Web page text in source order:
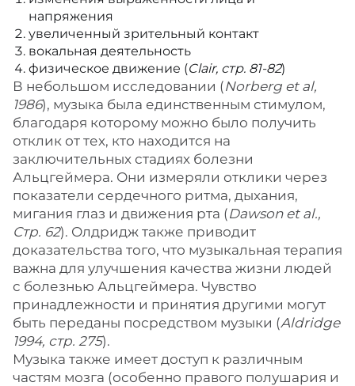
напряжения
увеличенный зрительный контакт
вокальная деятельность
физическое движение (Clair, стр. 81-82)
В небольшом исследовании (Norberg et al,
1986), музыка была единственным стимулом,
благодаря которому можно было получить
отклик от тех, кто находится на
заключительных стадиях болезни
Альцгеймера. Они измеряли отклики через
показатели сердечного ритма, дыхания,
мигания глаз и движения рта (Dawson et al.,
Стр. 62). Олдридж также приводит
доказательства того, что музыкальная терапия
важна для улучшения качества жизни людей
с болезнью Альцгеймера. Чувство
принадлежности и принятия другими могут
быть переданы посредством музыки (Aldridge
1994, стр. 275).
Музыка также имеет доступ к различным
частям мозга (особенно правого полушария и